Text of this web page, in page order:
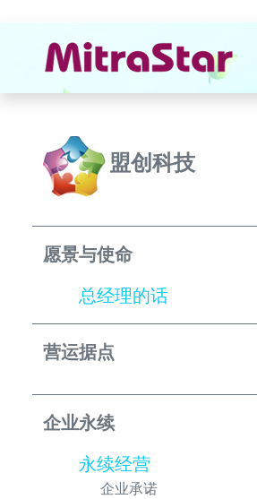
盟创科技
愿景与使命
总经理的话
营运据点
企业永续
永续经营
企业承诺